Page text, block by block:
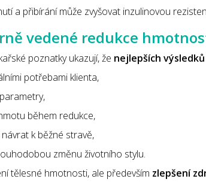
a přibírání může zvyšovat inzulinovou
vedené redukce
poznatky ukazují, že nejlepších
potřebami klienta,
během redukce,
k běžné stravě,
změnu životního stylu.
tělesné hmotnosti, ale především zlepšení